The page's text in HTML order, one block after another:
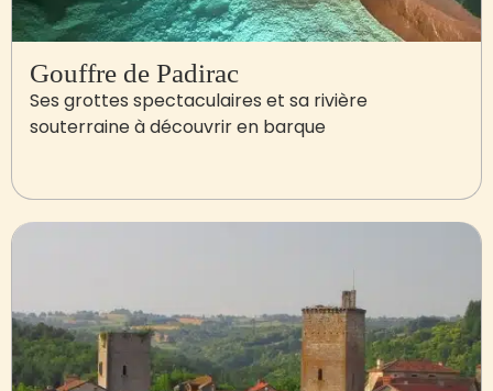
Gouffre de Padirac
Ses grottes spectaculaires et sa rivière
souterraine à découvrir en barque